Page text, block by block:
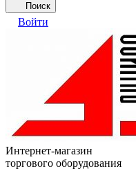
Поиск
Войти
Интернет-магазин
торгового оборудования